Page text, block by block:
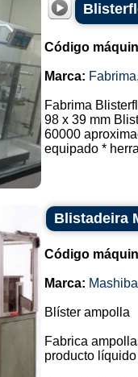
Código
Marca: Fabrima
Fabrima
98 x 39 mm
60000
equipado *
Blistadeira
Código
Marca: Mashiba
Blíster ampolla
Fabrica
producto